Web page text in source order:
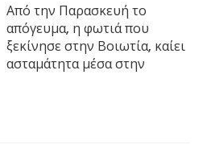
Από την Παρασκευή το
απόγευμα, η φωτιά που
ξεκίνησε στην Βοιωτία, καίει
ασταμάτητα μέσα στην